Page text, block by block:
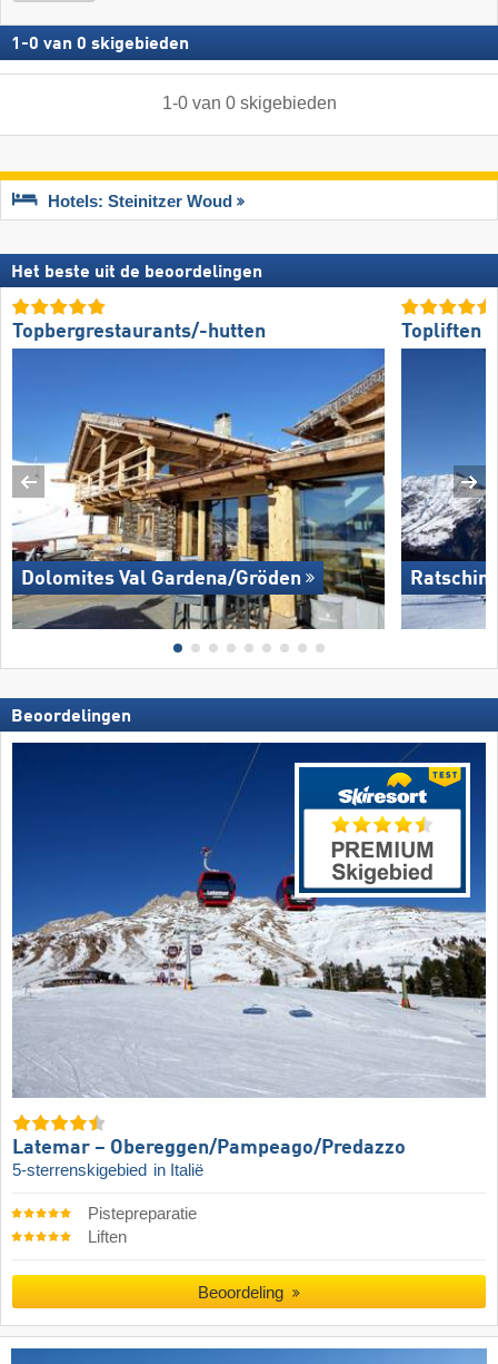
1 -0 van 0 skigebieden
1-0van 0 skigebieden
Hotels: Steinitzer Woud
Het beste uit de beoordelingen
Topbergrestaurants/-hutten
Dolomites Val Gardena/​Gröden
Topliften
Beoordelingen
Latemar – Obereggen/​Pampeago/​Predazzo
5-sterrenskigebied in Italië
Pistepreparatie
Liften
Beoordeling